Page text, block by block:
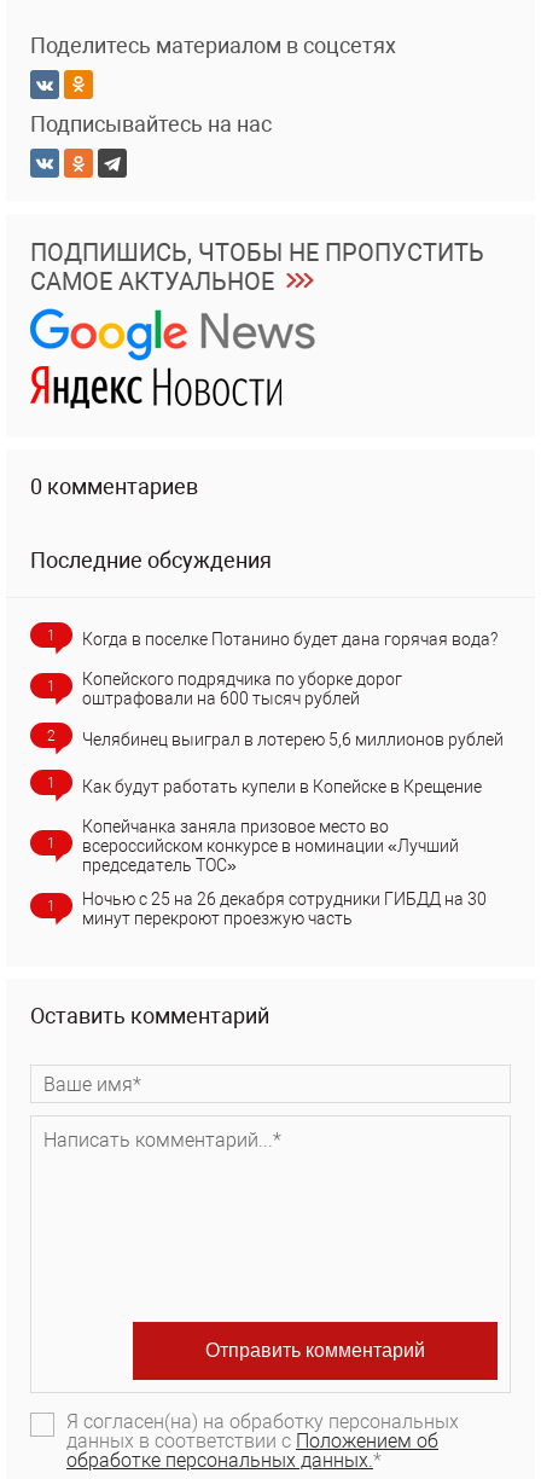
Поделитесь материалом в соцсетях
Подписывайтесь на нас
ПОДПИШИСЬ, ЧТОБЫ НЕ ПРОПУСТИТЬ
САМОЕ АКТУАЛЬНОЕ
0 комментариев
Последние обсуждения
1 Когда в поселке Потанино будет дана горячая вода?
1
Копейского подрядчика по уборке дорог
оштрафовали на 600 тысяч рублей
2 Челябинец выиграл в лотерею 5,6 миллионов рублей
1 Как будут работать купели в Копейске в Крещение
1
Копейчанка заняла призовое место во
всероссийском конкурсе в номинации «Лучший
председатель ТОС»
1
Ночью с 25 на 26 декабря сотрудники ГИБДД на 30
минут перекроют проезжую часть
Оставить комментарий
Я согласен(на) на обработку персональных
данных в соответствии с Положением об
обработке персональных данных.*